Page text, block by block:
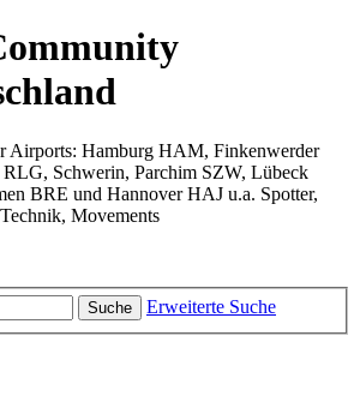
Airports: Hamburg HAM, Finkenwerder
Schwerin, Parchim SZW, Lübeck
BRE und Hannover HAJ u.a. Spotter,
Movements
Suche Erweiterte Suche